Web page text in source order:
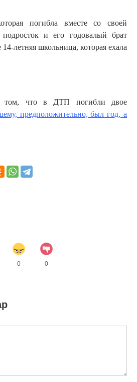
погибла вместе со своей
и его годовалый брат
летняя школьница, которая ехала
том, что в ДТП погибли двое
предположительно, был год, а
0 0